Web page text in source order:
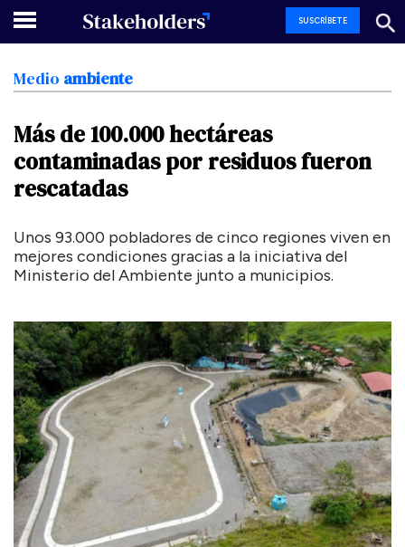
SUSCRÍBETE
Medio ambiente
Más de 100.000hectáreas
contaminadas por residuosfueron
rescatadas
Unos 93.000 pobladores de cinco regiones viven en
mejores condiciones gracias a la iniciativa del
Ministerio del Ambiente junto a municipios.